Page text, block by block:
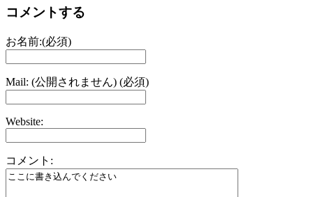
コメントする
お名前:(必須)
Mail: (公開されません) (必須)
Website:
コメント: